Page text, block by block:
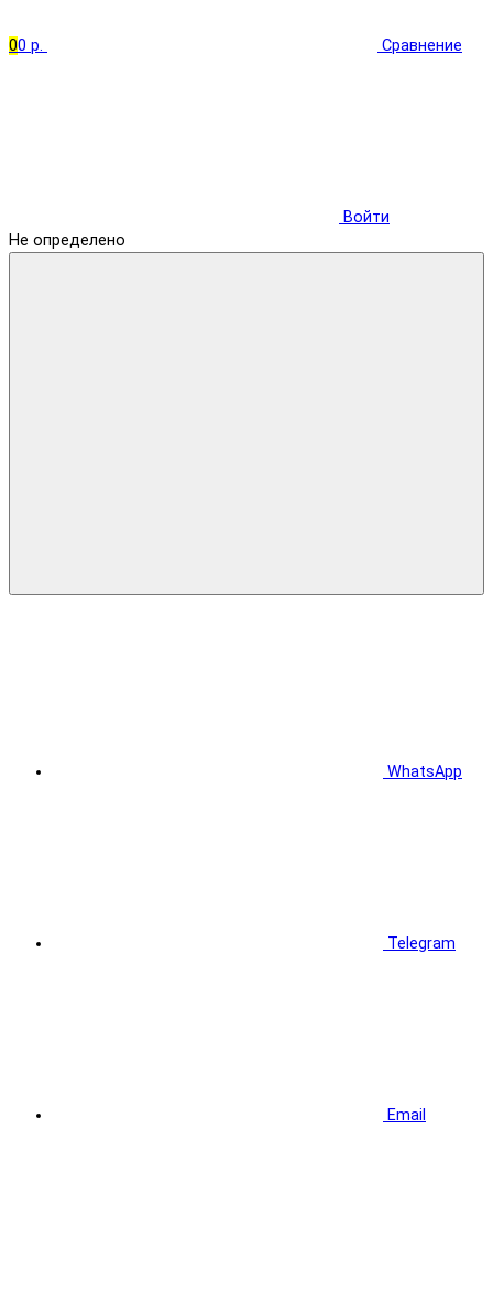
00 р. Сравнение
Войти
Не определено
WhatsApp
Telegram
Email